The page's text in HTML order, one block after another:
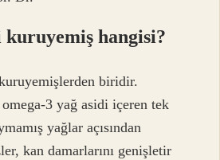
hangisi?
biridir.
3 yağ asidi içeren tek
yağlar açısından
kan damarlarını genişletir